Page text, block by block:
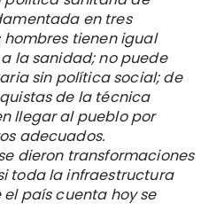
en tres
tienen igual
la sanidad; no puede
sin política social; de
de la técnica
llegar al pueblo por
adecuados.
dieron transformaciones
toda la infraestructura
país cuenta hoy se